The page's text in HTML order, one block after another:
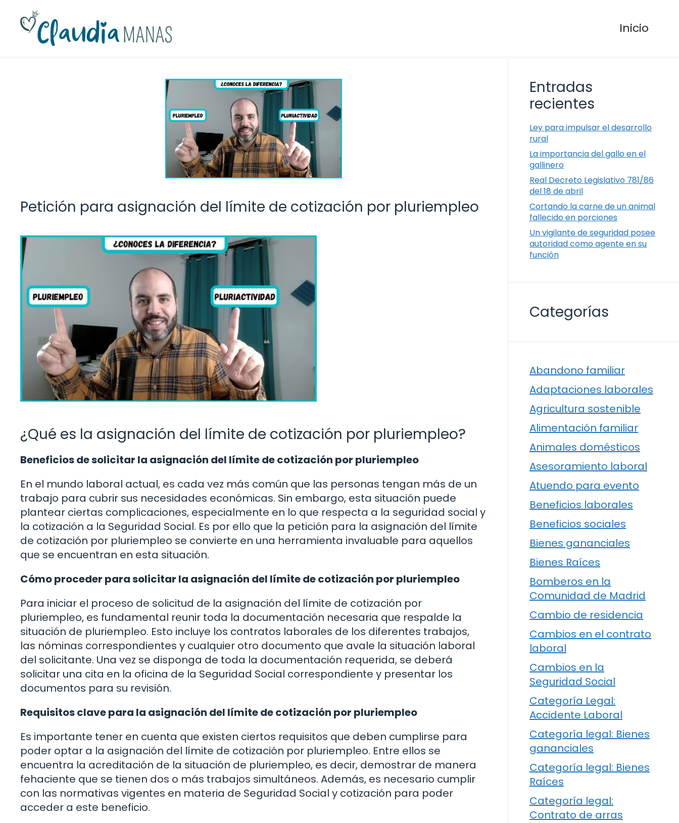
contenido
Inicio
Petición para asignación del límite de cotización por pluriempleo
¿Qué es la asignación del límite de cotización por pluriempleo?
Beneficios de solicitar la asignación del límite de cotización por pluriempleo
En el mundo laboral actual, es cada vez más común que las personas tengan más de un
trabajo para cubrir sus necesidades económicas. Sin embargo, esta situación puede
plantear ciertas complicaciones, especialmente en lo que respecta a la seguridad social y
la cotización a la Seguridad Social. Es por ello que la petición para la asignación del límite
de cotización por pluriempleo se convierte en una herramienta invaluable para aquellos
que se encuentran en esta situación.
Cómo proceder para solicitar la asignación del límite de cotización por pluriempleo
Para iniciar el proceso de solicitud de la asignación del límite de cotización por
pluriempleo, es fundamental reunir toda la documentación necesaria que respalde la
situación de pluriempleo. Esto incluye los contratos laborales de los diferentes trabajos,
las nóminas correspondientes y cualquier otro documento que avale la situación laboral
del solicitante. Una vez se disponga de toda la documentación requerida, se deberá
solicitar una cita en la oficina de la Seguridad Social correspondiente y presentar los
documentos para su revisión.
Requisitos clave para la asignación del límite de cotización por pluriempleo
Es importante tener en cuenta que existen ciertos requisitos que deben cumplirse para
poder optar a la asignación del límite de cotización por pluriempleo. Entre ellos se
encuentra la acreditación de la situación de pluriempleo, es decir, demostrar de manera
fehaciente que se tienen dos o más trabajos simultáneos. Además, es necesario cumplir
con las normativas vigentes en materia de Seguridad Social y cotización para poder
acceder a este beneficio.
Entradas
recientes
Ley para impulsar el desarrollo
rural
La importancia del gallo en el
gallinero
Real Decreto Legislativo 781/86
del 18 de abril
Cortando la carne de un animal
fallecido en porciones
Un vigilante de seguridad posee
autoridad como agente en su
función
Categorías
Abandono familiar
Adaptaciones laborales
Agricultura sostenible
Alimentación familiar
Animales domésticos
Asesoramiento laboral
Atuendo para evento
Beneficios laborales
Beneficios sociales
Bienes gananciales
Bienes Raíces
Bomberos en la
Comunidad de Madrid
Cambio de residencia
Cambios en el contrato
laboral
Cambios en la
Seguridad Social
Categoría Legal:
Accidente Laboral
Categoría legal: Bienes
gananciales
Categoría legal: Bienes
Raíces
Categoría legal:
Contrato de arras